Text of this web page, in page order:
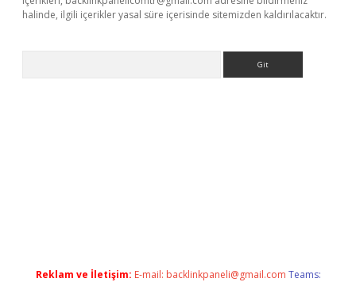
halinde, ilgili içerikler yasal süre içerisinde sitemizden kaldırılacaktır.
Reklam ve İletişim: E-mail: backlinkpaneli@gmail.com Teams: